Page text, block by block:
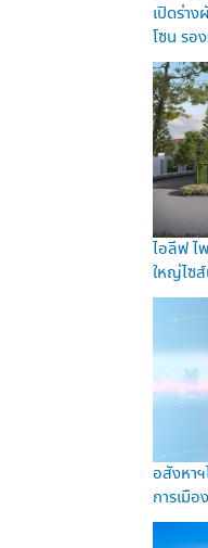
เปิดร่า
โซน รอ
ไอลีฟ ไ
ใหญ่ไซ
อสังหา
การเมื